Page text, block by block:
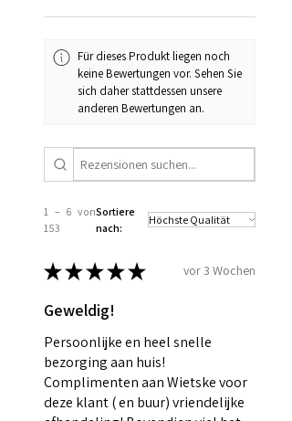
Für dieses Produkt liegen noch
keine Bewertungen vor. Sehen Sie
sich daher stattdessen unsere
anderen Bewertungen an.
1 – 6 von
153
Sortiere
nach:
★★★★★ vor 3 Wochen
Geweldig!
Persoonlijke en heel snelle
bezorging aan huis!
Complimenten aan Wietske voor
deze klant ( en buur) vriendelijke